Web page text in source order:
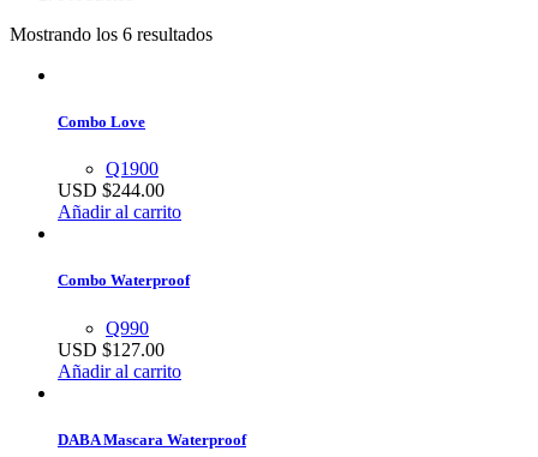
Mostrando los 6 resultados
Combo Love
Q1900
USD $244.00
Añadir al carrito
Combo Waterproof
Q990
USD $127.00
Añadir al carrito
DABA Mascara Waterproof